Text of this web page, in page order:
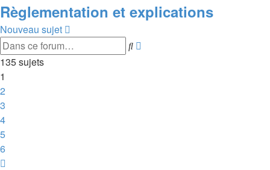
Règlementation et explications
Nouveau sujet
Rechercher
135 sujets
1
2
3
4
5
6